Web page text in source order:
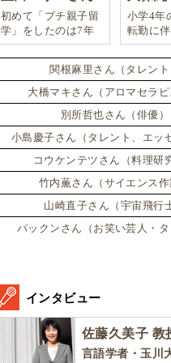
初めて「プチ親子留
学」をしたのは7年
前。娘は2週間ロン
ドンのサマースクー
ルに通い、英語劇に
挑戦したり、
小学4年
転勤に
スに引
関根麻里さん（タレント
大橋マキさん（アロマセラピ
別所哲也さん（俳優）
小島慶子さん（タレント、エッ
コウケンテツさん（料理研
竹内薫さん（サイエンス作
山崎直子さん（宇宙飛行
パックンさん（お笑い芸人・タ
インタビュー